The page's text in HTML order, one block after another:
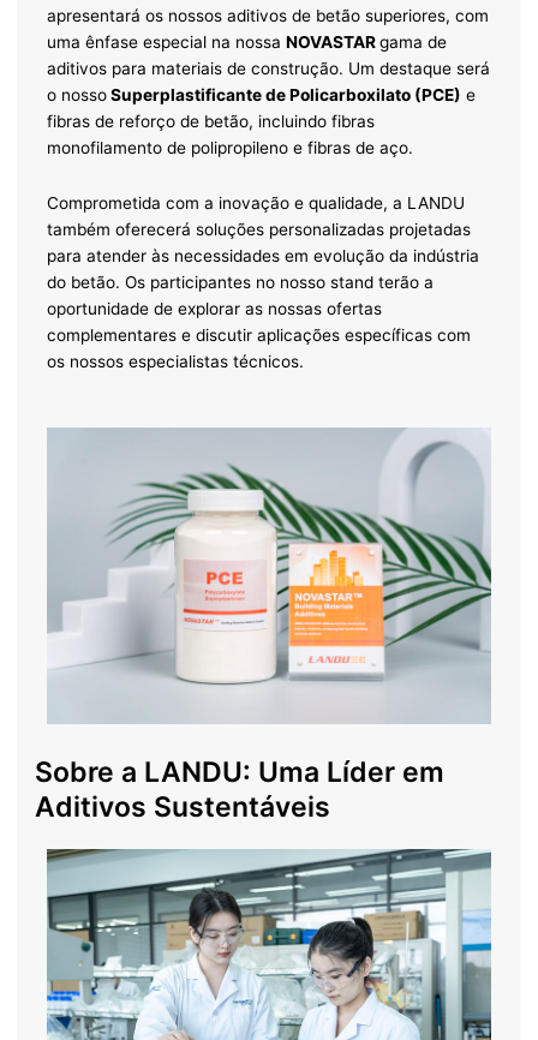
apresentará os nossos aditivos de betão superiores, com
uma ênfase especial na nossa NOVASTARgama de
aditivos para materiais de construção. Um destaque será
o nosso Superplastificante de Policarboxilato (PCE) e
fibras de reforço de betão, incluindo fibras
monofilamento de polipropileno e fibras de aço.
Comprometida com a inovação e qualidade, a LANDU
também oferecerá soluções personalizadas projetadas
para atender às necessidades em evolução da indústria
do betão. Os participantes no nosso stand terão a
oportunidade de explorar as nossas ofertas
complementares e discutir aplicações específicas com
os nossos especialistas técnicos.
Sobre a LANDU: Uma Líder em
Aditivos Sustentáveis